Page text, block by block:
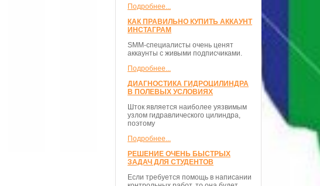
Подробнее...
КАК ПРАВИЛЬНО КУПИТЬ АККАУНТ
ИНСТАГРАМ
SMM-специалисты очень ценят
аккаунты с живыми подписчиками.
Подробнее...
ДИАГНОСТИКА ГИДРОЦИЛИНДРА
В ПОЛЕВЫХ УСЛОВИЯХ
Шток является наиболее уязвимым
узлом гидравлического цилиндра,
поэтому
Подробнее...
РЕШЕНИЕ ОЧЕНЬ БЫСТРЫХ
ЗАДАЧ ДЛЯ СТУДЕНТОВ
Если требуется помощь в написании